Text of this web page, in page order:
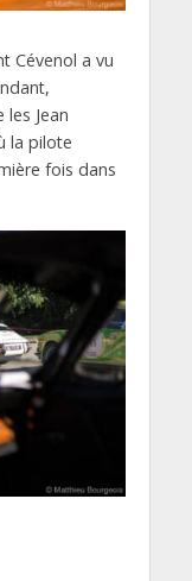
Cévenol a vu
Jean
la pilote
fois dans